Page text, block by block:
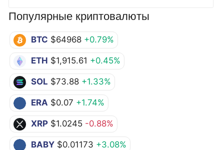
Популярные криптовалюты
BTC $64968 +0.79%
ETH $1,915.61 +0.45%
SOL $73.88 +1.33%
ERA $0.07 +1.74%
XRP $1.0245 -0.88%
BABY $0.01173 +3.08%